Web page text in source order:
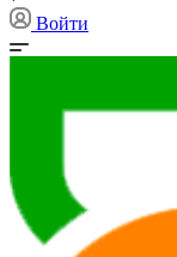
Войти